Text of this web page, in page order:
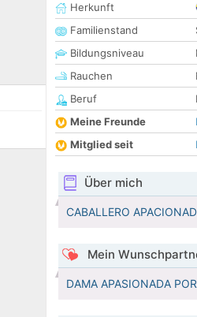
Herkunft
Familienstand
Bildungsniveau
Rauchen
Beruf
Meine Freunde
Mitglied seit
Über mich
CABALLERO
Mein
DAMA APASIONADA